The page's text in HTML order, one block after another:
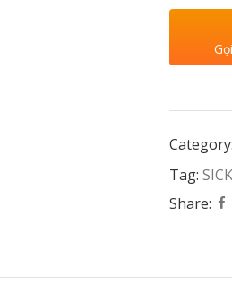
Category:
Tag:
Share: